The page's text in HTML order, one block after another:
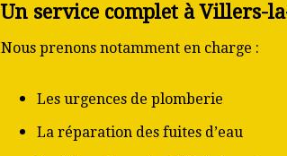
Un service complet à Villers-
Nous prenons notamment en charge :
Les urgences de plomberie
La réparation des fuites d’eau